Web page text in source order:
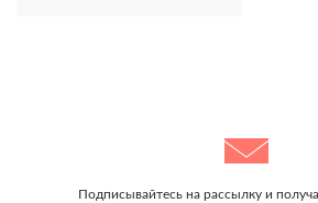
Подписывайтесь на рассылку и